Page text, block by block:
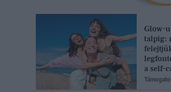
Glow-
talpig:
a self-